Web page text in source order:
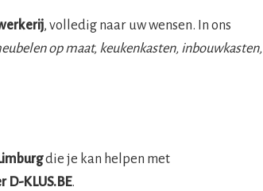
, volledig naar uw wensen. In ons
op maat, keukenkasten, inbouwkasten,
die je kan helpen met
D-KLUS.BE.